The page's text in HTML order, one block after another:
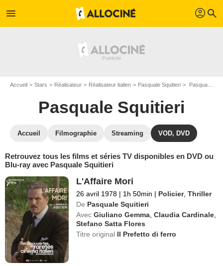
menu profil search
Accueil Stars Réalisateur Réalisateur italien Pasquale Squitieri Pasquale Squitieri : ses Blu-Ray, DVD, VOD, SVOD
Pasquale Squitieri
Accueil Filmographie Streaming VOD, DVD
Retrouvez tous les films et séries TV disponibles en DVD ou
Blu-ray avec Pasquale Squitieri
L'Affaire Mori
26 avril 1978 | 1h 50min | Policier,Thriller
De Pasquale Squitieri
Avec Giuliano Gemma ,Claudia Cardinale
Stefano Satta Flores
Titre original Il Prefetto di ferro